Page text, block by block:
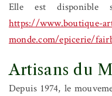
Elle est
https://www.boutique-
monde.com/epicerie/
Artisans du
Depuis 1974, le